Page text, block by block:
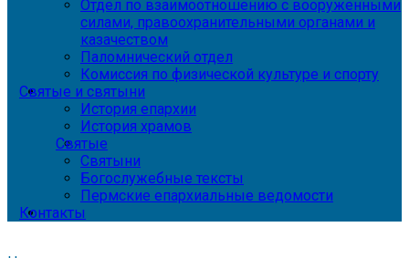
Отдел по взаимоотношению с вооруженными
силами, правоохранительными органами и
казачеством
Паломнический отдел
Комиссия по физической культуре и спорту
Святые и святыни
История епархии
История храмов
Святые
Святыни
Богослужебные тексты
Пермские епархиальные ведомости
Контакты